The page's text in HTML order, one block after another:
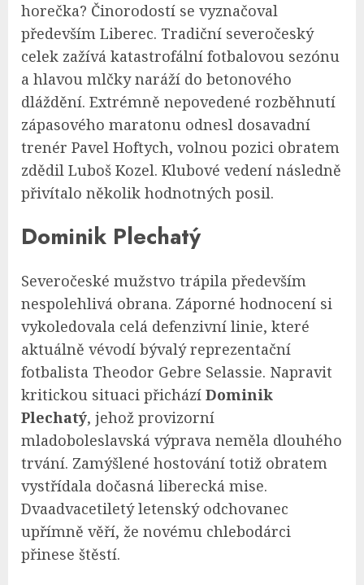
horečka? Činorodostí se vyznačoval
především Liberec. Tradiční severočeský
celek zažívá katastrofální fotbalovou sezónu
a hlavou mlčky naráží do betonového
dláždění. Extrémně nepovedené rozběhnutí
zápasového maratonu odnesl dosavadní
trenér Pavel Hoftych, volnou pozici obratem
zdědil Luboš Kozel. Klubové vedení následně
přivítalo několik hodnotných posil.
Dominik Plechatý
Severočeské mužstvo trápila především
nespolehlivá obrana. Záporné hodnocení si
vykoledovala celá defenzivní linie, které
aktuálně vévodí bývalý reprezentační
fotbalista Theodor Gebre Selassie. Napravit
kritickou situaci přichází Dominik
Plechatý, jehož provizorní
mladoboleslavská výprava neměla dlouhého
trvání. Zamýšlené hostování totiž obratem
vystřídala dočasná liberecká mise.
Dvaadvacetiletý letenský odchovanec
upřímně věří, že novému chlebodárci
přinese štěstí.